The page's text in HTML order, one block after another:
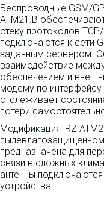
Беспроводные GSM/
АТМ21.B
стеку протоколов
подключаются к сети
заданным сервером.
взаимодействие
обеспечением и
модему по
отслеживает
потери
Модификация iRZ
предназначена для
связи в сложных
антенны
устройства.